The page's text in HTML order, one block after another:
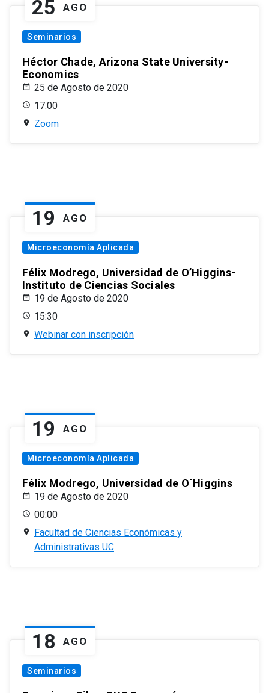
25 AGO
Seminarios
Héctor Chade, Arizona State University-
Economics
25 de Agosto de 2020
17:00
Zoom
19 AGO
Microeconomía Aplicada
Félix Modrego, Universidad de O’Higgins-
Instituto de Ciencias Sociales
19 de Agosto de 2020
15:30
Webinar con inscripción
19 AGO
Microeconomía Aplicada
Félix Modrego, Universidad de O`Higgins
19 de Agosto de 2020
00:00
Facultad de Ciencias Económicas y
Administrativas UC
18 AGO
Seminarios